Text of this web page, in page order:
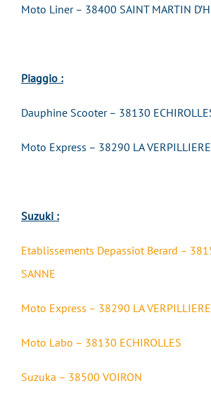
Moto Liner – 38400 SAINT MARTIN
Piaggio :
Dauphine Scooter – 38130
Moto Express – 38290 LA VERPILLIERE
Suzuki :
Etablissements Depassiot Berard –
SANNE
Moto Express – 38290 LA VERPILLIERE
Moto Labo – 38130 ECHIROLLES
Suzuka – 38500 VOIRON